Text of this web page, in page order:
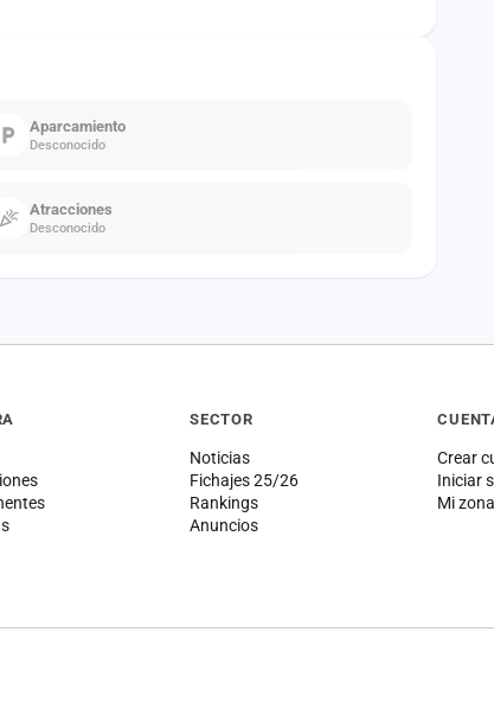
Aparcamiento
Desconocido
Atracciones
Desconocido
SECTOR
Noticias
Fichajes 25/26
Rankings
Anuncios
Crear
Iniciar
Mi zona